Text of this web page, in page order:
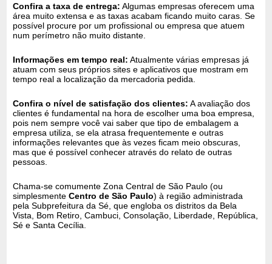
Confira a taxa de entrega: Algumas empresas oferecem uma
área muito extensa e as taxas acabam ficando muito caras. Se
possível procure por um profissional ou empresa que atuem
num perímetro não muito distante.
Informações em tempo real: Atualmente várias empresas já
atuam com seus próprios sites e aplicativos que mostram em
tempo real a localização da mercadoria pedida.
Confira o nível de satisfação dos clientes: A avaliação dos
clientes é fundamental na hora de escolher uma boa empresa,
pois nem sempre você vai saber que tipo de embalagem a
empresa utiliza, se ela atrasa frequentemente e outras
informações relevantes que às vezes ficam meio obscuras,
mas que é possível conhecer através do relato de outras
pessoas.
Chama-se comumente Zona Central de São Paulo (ou
simplesmenteCentro de São Paulo) à região administrada
pela Subprefeitura da Sé, que engloba os distritos da Bela
Vista, Bom Retiro, Cambuci, Consolação, Liberdade, República,
Sé e Santa Cecília.